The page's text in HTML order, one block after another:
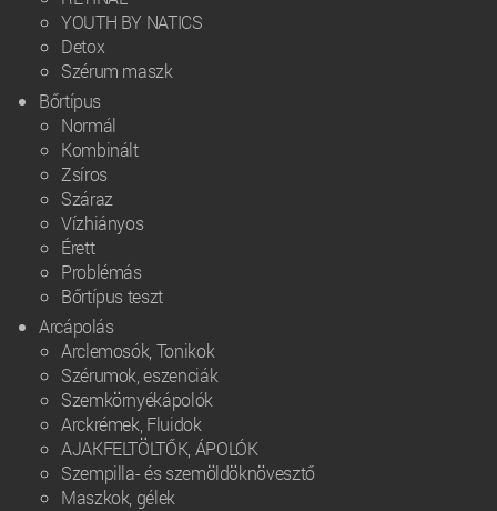
YOUTH BY NATICS
Detox
Szérum maszk
Bőrtípus
Normál
Kombinált
Zsíros
Száraz
Vízhiányos
Érett
Problémás
Bőrtípus teszt
Arcápolás
Arclemosók, Tonikok
Szérumok, eszenciák
Szemkörnyékápolók
Arckrémek, Fluidok
AJAKFELTÖLTŐK, ÁPOLÓK
Szempilla- és szemöldöknövesztő
Maszkok, gélek